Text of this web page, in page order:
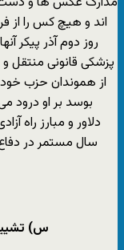
روز دوم آذر پیکر
پزشکی قانونی
از هموندان حزب خود
بوسد بر او درود
سال مستمر در دفاع
س)